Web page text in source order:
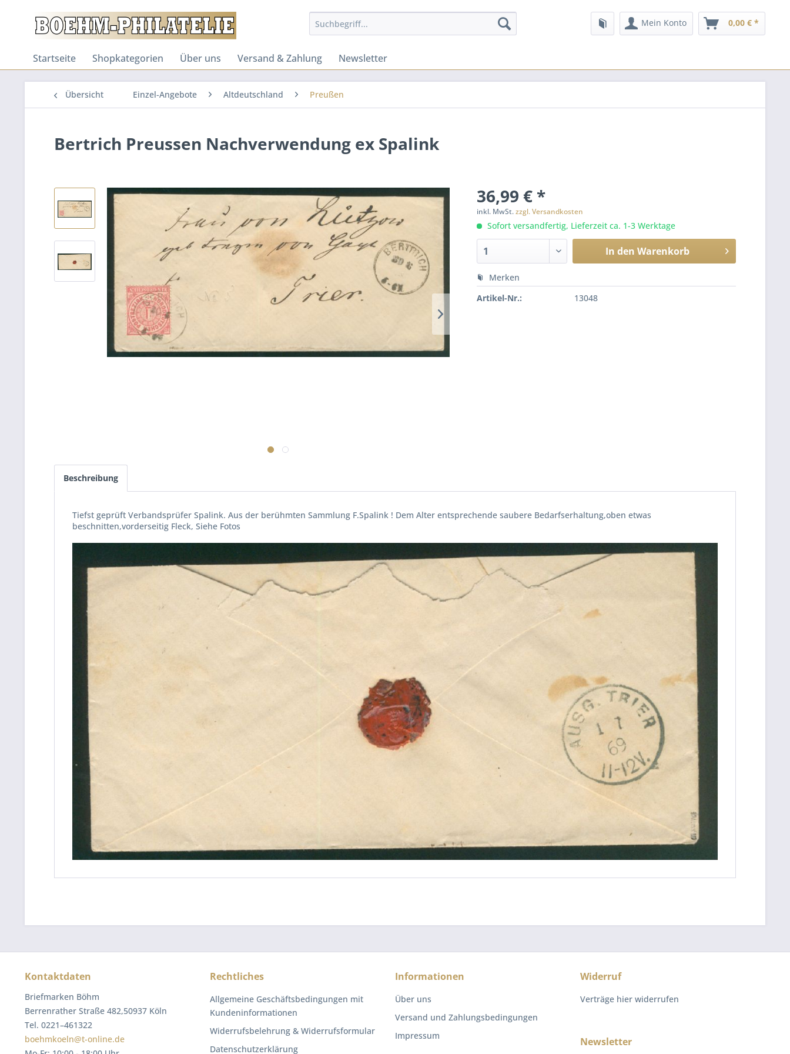
Mein Konto 0,00 € *
Startseite Shopkategorien Über uns Versand & Zahlung Newsletter
Übersicht Einzel-Angebote Altdeutschland Preußen
Bertrich Preussen Nachverwendung ex Spalink
36,99 € *
inkl. MwSt.zzgl. Versandkosten
Sofort versandfertig, Lieferzeit ca. 1-3 Werktage
In den Warenkorb
Merken
Artikel-Nr.:
13048
Beschreibung
Tiefst geprüft Verbandsprüfer Spalink. Aus der berühmten Sammlung F.Spalink ! Dem Alter entsprechende saubere Bedarfserhaltung,oben etwas
beschnitten,vorderseitig Fleck, Siehe Fotos
Kontaktdaten
Briefmarken Böhm
Berrenrather Straße 482,50937 Köln
Tel. 0221–461322
boehmkoeln@t-online.de
Rechtliches
Allgemeine Geschäftsbedingungen mit
Kundeninformationen
Widerrufsbelehrung & Widerrufsformular
Datenschutzerklärung
Informationen
Über uns
Versand und Zahlungsbedingungen
Impressum
Widerruf
Verträge hier widerrufen
Newsletter